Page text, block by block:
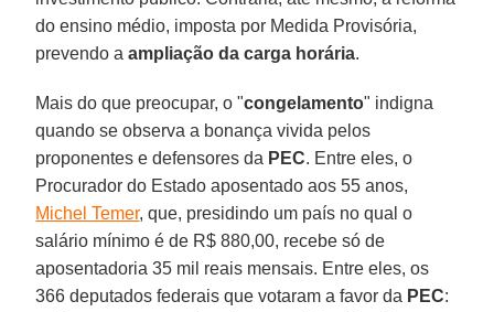
do ensino médio, imposta por Medida Provisória,
prevendo aampliação da carga horária.
Mais do que preocupar, o "congelamento" indigna
quando se observa a bonança vivida pelos
proponentes e defensores da PEC. Entre eles, o
Procurador do Estado aposentado aos 55 anos,
Michel Temer, que, presidindo um país no qual o
salário mínimo é de R$ 880,00, recebe só de
aposentadoria 35 mil reais mensais. Entre eles, os
366 deputados federais que votaram a favor da PEC: